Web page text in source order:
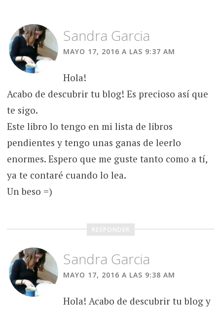
Sandra Garcia
MAYO 17, 2016 A LAS 9:37 AM
Hola!
Acabo de descubrir tu blog! Es precioso así que
te sigo.
Este libro lo tengo en mi lista de libros
pendientes y tengo unas ganas de leerlo
enormes. Espero que me guste tanto como a tí,
ya te contaré cuando lo lea.
Un beso =)
RESPONDER
Sandra Garcia
MAYO 17, 2016 A LAS 9:38 AM
Hola! Acabo de descubrir tu blog y